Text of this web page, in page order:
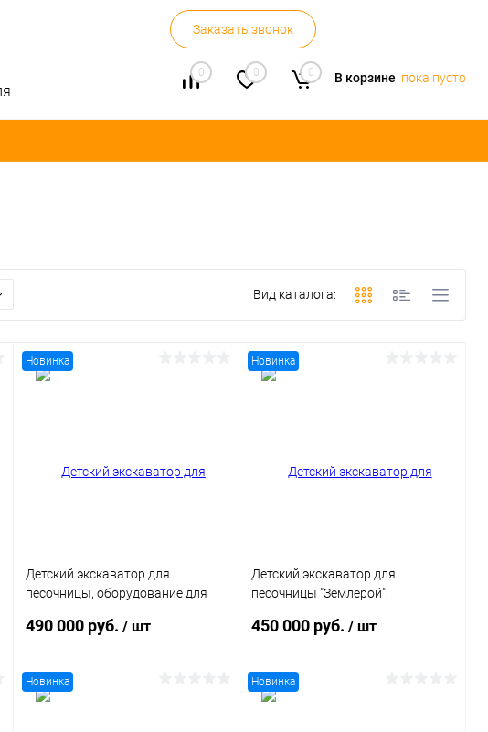
Заказать звонок
0 0 0 В корзине пока пусто
Вид каталога:
Новинка
Детский экскаватор для
песочницы, оборудование для
490 000 руб. / шт
Новинка
Детский экскаватор для
песочницы "Землерой",
комнат
450 000 руб./ шт
Новинка Новинка